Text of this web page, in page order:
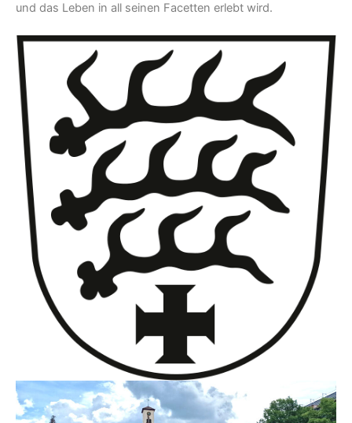
und das Leben in all seinen Facetten erlebt wird.